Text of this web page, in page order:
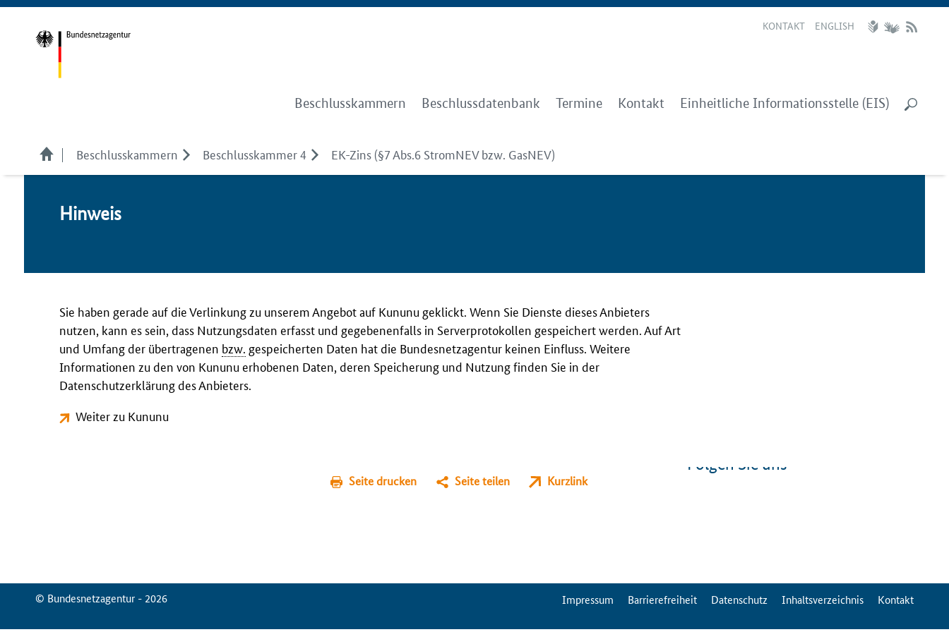
KONTAKT ENGLISH
Beschlusskammern Beschlussdatenbank Termine Kontakt Einheitliche Informationsstelle (EIS)
Beschlusskammern Beschlusskammer 4 EK-Zins (§7 Abs.6 StromNEV bzw. GasNEV)
Hin­weis
Sie haben gerade auf die Verlinkung zu unserem Angebot auf Kununu geklickt. Wenn Sie Dienste dieses Anbieters
nutzen, kann es sein, dass Nutzungsdaten erfasst und gegebenenfalls in Serverprotokollen gespeichert werden. Auf Art
und Umfang der übertragenen bzw. gespeicherten Daten hat die Bundesnetzagentur keinen Einfluss. Weitere
Informationen zu den von Kununu erhobenen Daten, deren Speicherung und Nutzung finden Sie in der
Datenschutzerklärung des Anbieters.
Weiter zu Kununu
Seite drucken Seite teilen Kurzlink
Folgen Sie uns
© Bundesnetzagentur - 2026 ServiceMenuImpressum Barrierefreiheit Datenschutz Inhaltsverzeichnis Kontakt